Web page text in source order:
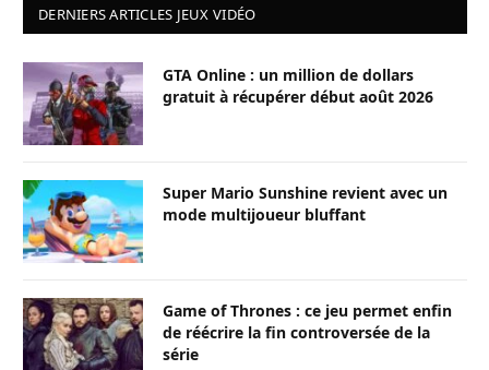
DERNIERS ARTICLES JEUX VIDÉO
GTA Online : un million de dollars
gratuit à récupérer début août 2026
Super Mario Sunshine revient avec un
mode multijoueur bluffant
Game of Thrones : ce jeu permet enfin
de réécrire la fin controversée de la
série